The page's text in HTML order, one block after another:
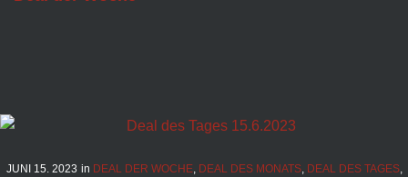
Kategorie:
Deal
JUNI 15. 2023 in DEAL DER WOCHE, DEAL DES MONATS, DEAL DES TAGES,